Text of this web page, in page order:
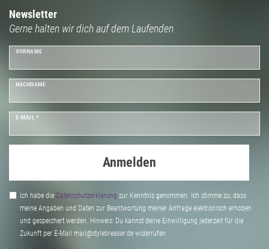
Newsletter
Gerne halten wir dich auf dem Laufenden
VORNAME
NACHNAME
E-MAIL *
Anmelden
Ich habe die Daten­schutz­erklärung zur Kenntnis genommen. Ich stimme zu, dass
meine Angaben und Daten zur Beantwortung meiner Anfrage elektronisch erhoben
und gespeichert werden. Hinweis: Du kannst deine Einwilligung jederzeit für die
Zukunft per E-Mail mail@stylebreaker.de widerrufen